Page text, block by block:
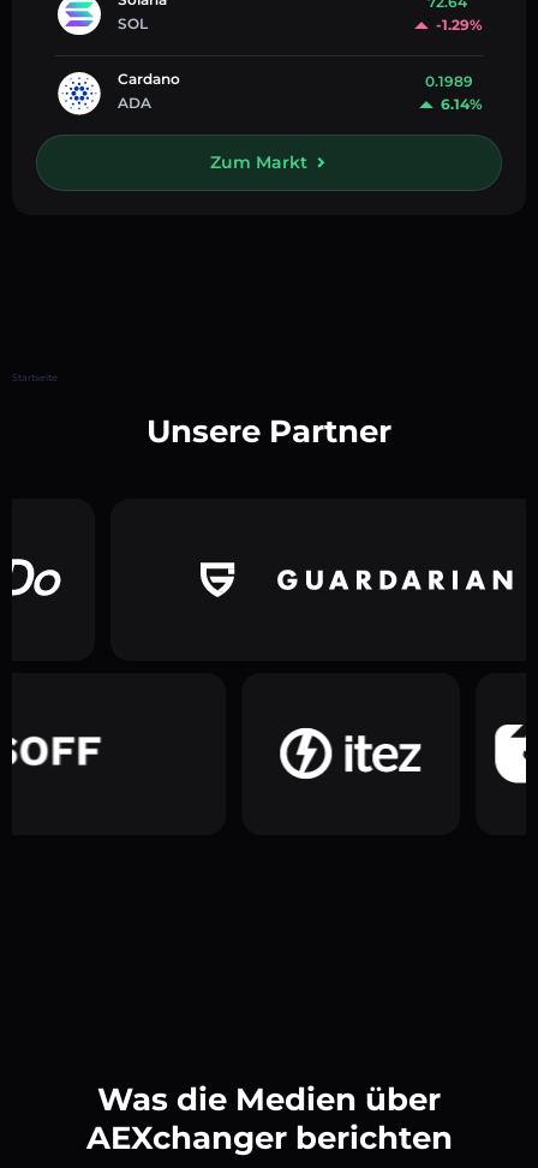
SOL
-1.29%
Cardano
ADA
0.1989
6.14%
Zum Markt
Startseite
Unsere Partner
Was die Medien über
AEXchanger berichten